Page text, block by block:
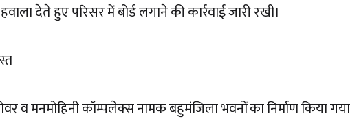
देते हुए परिसर में बोर्ड लगाने की कार्रवाई जारी रखी।
व मनमोहिनी कॉम्पलेक्स नामक बहुमंजिला भवनों का निर्माण किया गया